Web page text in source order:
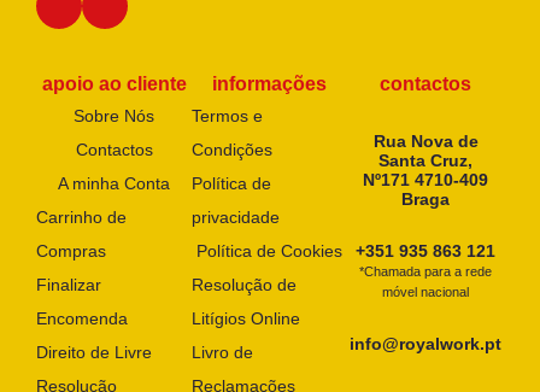
apoio ao cliente
Sobre Nós
Contactos
A minha Conta
Carrinho de
Compras
Finalizar
Encomenda
Direito de Livre
Resolução
informações
Termos e
Condições
Política de
privacidade
Política de Cookies
Resolução de
Litígios Online
Livro de
Reclamações
contactos
Rua Nova de
Santa Cruz,
Nº171 4710-409
Braga
+351 935 863 121
*Chamada para a rede
móvel nacional
info@royalwork.pt